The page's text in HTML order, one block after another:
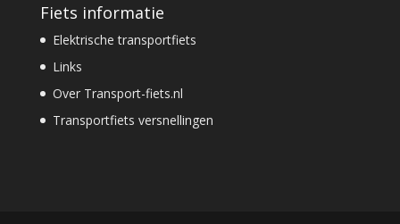
Fiets informatie
Elektrische transportfiets
Links
Over Transport-fiets.nl
Transportfiets versnellingen